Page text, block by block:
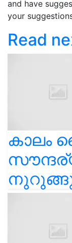
and have
your
Read
കാലം